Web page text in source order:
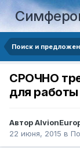
Поиск и
СРОЧНО
для
Автор
22 июня, 2015 в